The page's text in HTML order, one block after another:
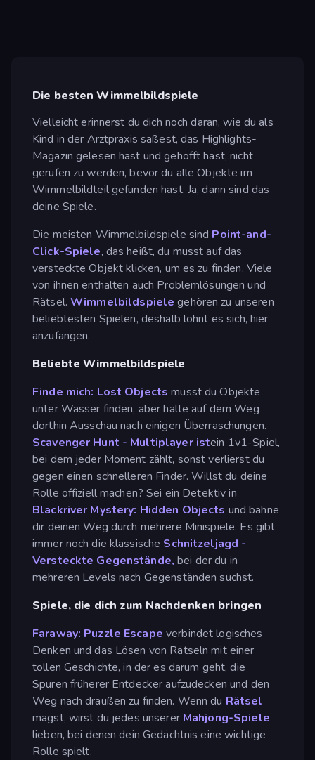
Die besten Wimmelbildspiele
Vielleicht erinnerst du dich noch daran, wie du als
Kind in der Arztpraxis saßest, das Highlights-
Magazin gelesen hast und gehofft hast, nicht
gerufen zu werden, bevor du alle Objekte im
Wimmelbildteil gefunden hast. Ja, dann sind das
deine Spiele.
Die meisten Wimmelbildspiele sind Point-and-
Click-Spiele, das heißt, du musst auf das
versteckte Objekt klicken, um es zu finden. Viele
von ihnen enthalten auch Problemlösungen und
Rätsel.Wimmelbildspiele gehören zu unseren
beliebtesten Spielen, deshalb lohnt es sich, hier
anzufangen.
Beliebte Wimmelbildspiele
Finde mich: Lost Objects musst du Objekte
unter Wasser finden, aber halte auf dem Weg
dorthin Ausschau nach einigen Überraschungen.
Scavenger Hunt - Multiplayer istein 1v1-Spiel,
bei dem jeder Moment zählt, sonst verlierst du
gegen einen schnelleren Finder. Willst du deine
Rolle offiziell machen? Sei ein Detektiv in
Blackriver Mystery: Hidden Objects und bahne
dir deinen Weg durch mehrere Minispiele. Es gibt
immer noch die klassische Schnitzeljagd -
Versteckte Gegenstände, bei der du in
mehreren Levels nach Gegenständen suchst.
Spiele, die dich zum Nachdenken bringen
Faraway: Puzzle Escape verbindet logisches
Denken und das Lösen von Rätseln mit einer
tollen Geschichte, in der es darum geht, die
Spuren früherer Entdecker aufzudecken und den
Weg nach draußen zu finden. Wenn du Rätsel
magst, wirst du jedes unserer Mahjong-Spiele
lieben, bei denen dein Gedächtnis eine wichtige
Rolle spielt.